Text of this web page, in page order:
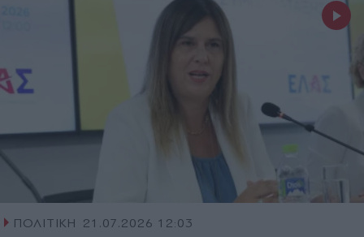
ΠΟΛΙΤΙΚΗ
21.07.2026 12:03